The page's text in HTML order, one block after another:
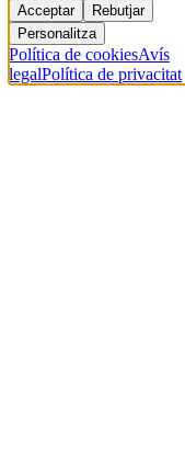
Acceptar
Rebutjar
Personalitza
Política de cookiesAvís
legalPolítica de privacitat